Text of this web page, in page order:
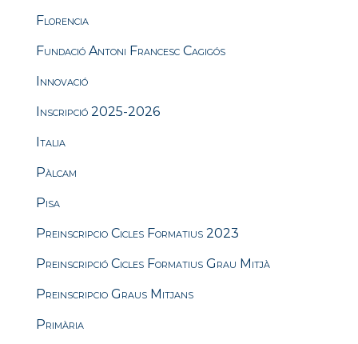
Florencia
Fundació Antoni Francesc Cagigós
Innovació
Inscripció 2025-2026
Italia
Pàlcam
Pisa
Preinscripcio Cicles Formatius 2023
Preinscripció Cicles Formatius Grau Mitjà
Preinscripcio Graus Mitjans
Primària